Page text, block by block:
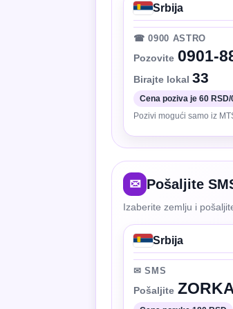
Srbija
☎ 0900 ASTRO
Pozovite 0901-
Birajte lokal 33
Cena poziva je 60
Pozivi mogući samo iz
✉ Pošaljite
Izaberite zemlju i
Srbija
✉ SMS
Pošaljite